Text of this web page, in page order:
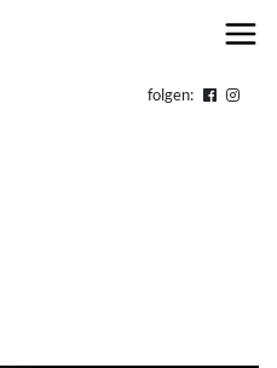
folgen: